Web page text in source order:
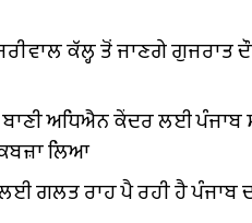
ਕੱਲ੍ਹ ਤੋਂ ਜਾਣਗੇ ਗੁਜਰਾਤ
ਬਾਣੀ ਅਧਿਐਨ ਕੇਂਦਰ ਲਈ ਪੰਜਾਬ
ਲਿਆ
ਗਲਤ ਰਾਹ ਪੈ ਰਹੀ ਹੈ ਪੰਜਾਬ